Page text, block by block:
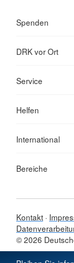
Spenden
DRK vor Ort
Service
Helfen
International
Bereiche
Kontakt
© 2026
Sprache